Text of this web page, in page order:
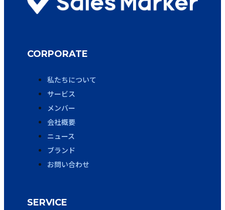
CORPORATE
私たちについて
サービス
メンバー
会社概要
ニュース
ブランド
お問い合わせ
SERVICE